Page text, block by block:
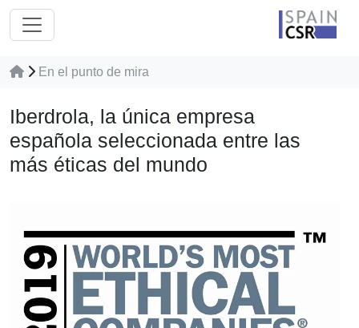
En el punto de mira
Iberdrola, la única empresa
española seleccionada entre las
más éticas del mundo